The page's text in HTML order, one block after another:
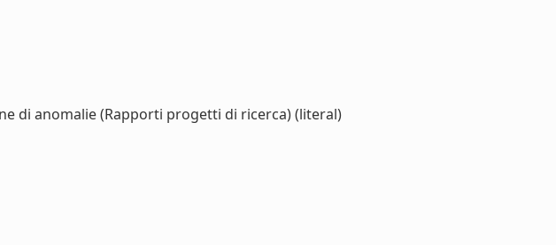
di anomalie (Rapporti progetti di ricerca) (literal)